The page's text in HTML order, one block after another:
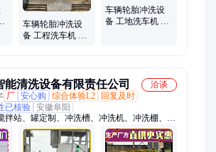
车辆轮胎冲洗设
备 工程洗车机 自
车辆轮胎冲洗设
备 工地洗车机 安
能清洗设备有限责任公司
洽谈
厂 安心购 综合体验L2
回复及时
已核验 安徽阜阳
拌站、罐定制、冲洗槽、冲洗机、冲洗棚、雾
轮机、洗l轮机、冲洗台adv、砼站冲洗、冲洗
洗车台、洗车房、洗轮房、混凝土、洗轮车、